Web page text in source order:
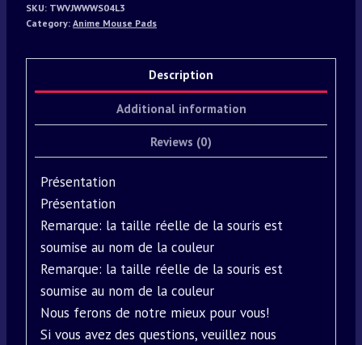
SKU: TWVJWWWS04L3
Category: Anime Mouse Pads
Description
Additional information
Reviews (0)
Présentation
Présentation
Remarque: la taille réelle de la souris est
soumise au nom de la couleur
Remarque: la taille réelle de la souris est
soumise au nom de la couleur
Nous ferons de notre mieux pour vous!
Si vous avez des questions, veuillez nous